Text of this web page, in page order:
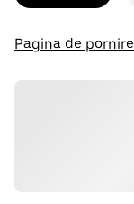
Pagina de pornire